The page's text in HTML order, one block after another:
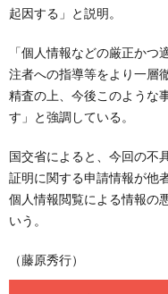
起因する」と説明。
「個人情報などの厳正か
注者への指導等をより一層
精査の上、今後このような
す」と強調している。
国交省によると、今回の不
証明に関する申請情報が他
個人情報閲覧による情報の
いう。
（藤原秀行）